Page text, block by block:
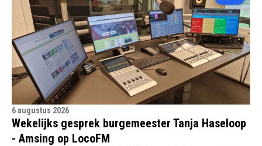
6 augustus 2026
Wekelijks gesprek burgemeester Tanja Haseloop
- Amsing op LocoFM